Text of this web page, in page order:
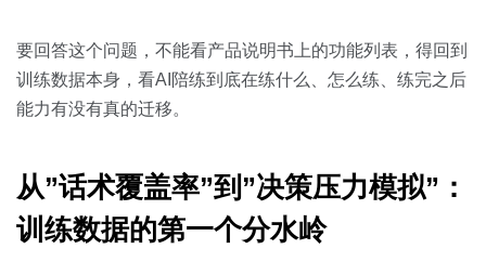
销售人员
销售管理
交易跟进
要回答这个问题，不能看产品说明书上的功能列表，得回到
训练数据本身，看AI陪练到底在练什么、怎么练、练完之后
能力有没有真的迁移。
从”话术覆盖率”到”决策压力模拟”：
训练数据的第一个分水岭